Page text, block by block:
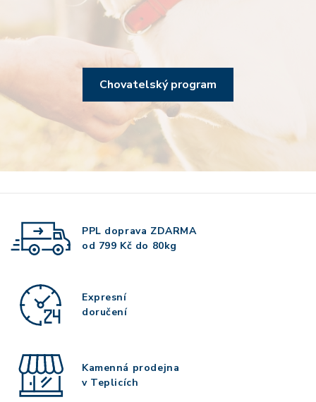
Chovatelský program
PPL doprava ZDARMA
od 799 Kč do 80kg
Expresní
doručení
Kamenná prodejna
v Teplicích